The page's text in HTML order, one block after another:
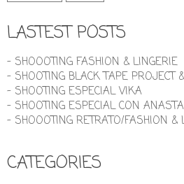
LASTEST POSTS
- SHOOOTING FASHION & LINGERIE
- SHOOTING BLACK TAPE PROJECT
- SHOOTING ESPECIAL VIKA
- SHOOTING ESPECIAL CON
- SHOOOTING RETRATO/FASHION &
CATEGORIES